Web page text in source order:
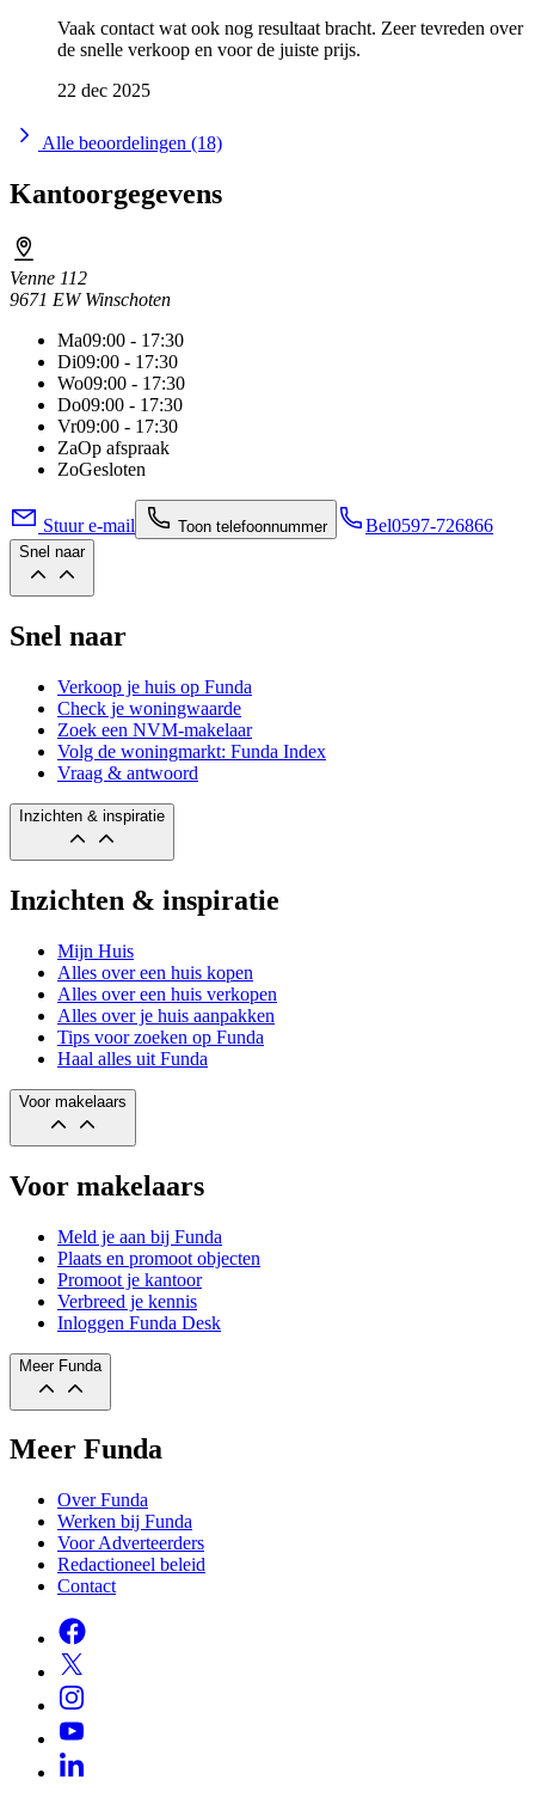
Vaak contact wat ook nog resultaat bracht. Zeer tevreden over
de snelle verkoop en voor de juiste prijs.
22 dec 2025
Alle beoordelingen (18)
Kantoorgegevens
Venne 112
9671 EW Winschoten
Ma09:00 - 17:30
Di09:00 - 17:30
Wo09:00 - 17:30
Do09:00 - 17:30
Vr09:00 - 17:30
ZaOp afspraak
ZoGesloten
Stuur e-mail Toon telefoonnummer Bel0597-726866
Snel naar
Snel naar
Verkoop je huis op Funda
Check je woningwaarde
Zoek een NVM-makelaar
Volg de woningmarkt: Funda Index
Vraag & antwoord
Inzichten & inspiratie
Inzichten & inspiratie
Mijn Huis
Alles over een huis kopen
Alles over een huis verkopen
Alles over je huis aanpakken
Tips voor zoeken op Funda
Haal alles uit Funda
Voor makelaars
Voor makelaars
Meld je aan bij Funda
Plaats en promoot objecten
Promoot je kantoor
Verbreed je kennis
Inloggen Funda Desk
Meer Funda
Meer Funda
Over Funda
Werken bij Funda
Voor Adverteerders
Redactioneel beleid
Contact